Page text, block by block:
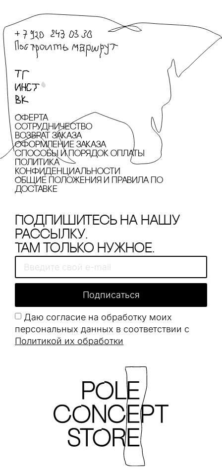
Оферта
сотрудничество
Возврат заказа
Оформление заказа
cпособы и порядок оплаты
Политика
конфиденциальности
Общие положения и правила по
доставке
Подпишитесь на нашу
рассылку.
Там только нужное.
Даю согласие на обработку моих
персональных данных в соответствии с
Политикой их обработки
Подписаться